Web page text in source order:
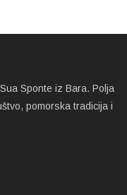
Sponte iz Bara. Polja
pomorska tradicija i